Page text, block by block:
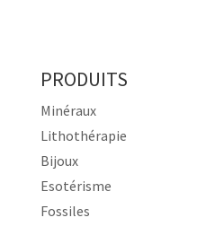
PRODUITS
Minéraux
Lithothérapie
Bijoux
Esotérisme
Fossiles